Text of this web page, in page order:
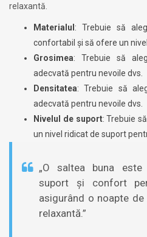
relaxantă.
Materialul : Trebuie să
confortabil și să ofere un
Grosimea: Trebuie să
adecvată pentru nevoile dvs.
Densitatea: Trebuie să
adecvată pentru nevoile dvs.
Nivelul de suport: Trebuie
un nivel ridicat de suport
„O saltea buna
suport și confort
asigurând o noapte
relaxantă.”